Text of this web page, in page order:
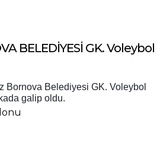
BELEDİYESİ GK. Voleybol
Bornova Belediyesi GK. Voleybol
galip oldu.